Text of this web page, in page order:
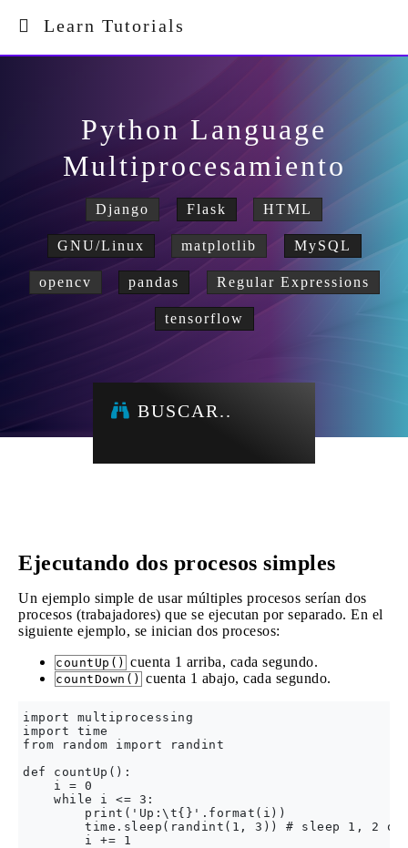
Learn Tutorials
Python Language
Multiprocesamiento
Django Flask HTML
GNU/Linux matplotlib MySQL
opencv pandas Regular Expressions
tensorflow
BUSCAR..
Ejecutando dos procesos simples
Un ejemplo simple de usar múltiples procesos serían dos
procesos (trabajadores) que se ejecutan por separado. En el
siguiente ejemplo, se inician dos procesos:
countUp() cuenta 1 arriba, cada segundo.
countDown() cuenta 1 abajo, cada segundo.
import multiprocessing
import time
from random import randint
def countUp():
    i = 0
    while i <= 3:
        print('Up:\t{}'.format(i))
time.sleep(randint(1, 3)) # sleep 1, 2 or
        i += 1